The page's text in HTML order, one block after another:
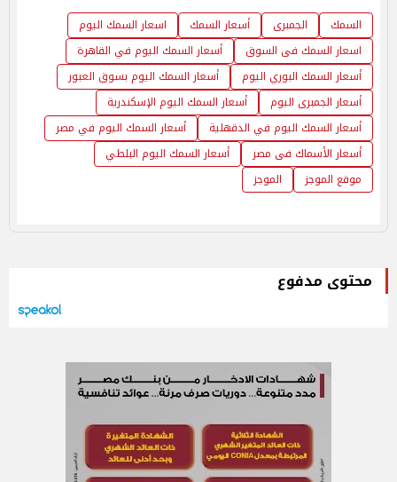
السمك الجمبرى أسعار السمك
اسعار السمك اليوم
اسعار السمك فى السوق
أسعار السمك اليوم في القاهرة
أسعار السمك البوري اليوم
أسعار السمك اليوم بسوق العبور
أسعار الجمبرى اليوم
أسعار السمك اليوم الإسكندرية
أسعار السمك اليوم في الدقهلية
أسعار السمك اليوم في مصر
أسعار الأسماك فى مصر
أسعار السمك اليوم البلطي
موقع الموجز
الموجز
محتوى مدفوع